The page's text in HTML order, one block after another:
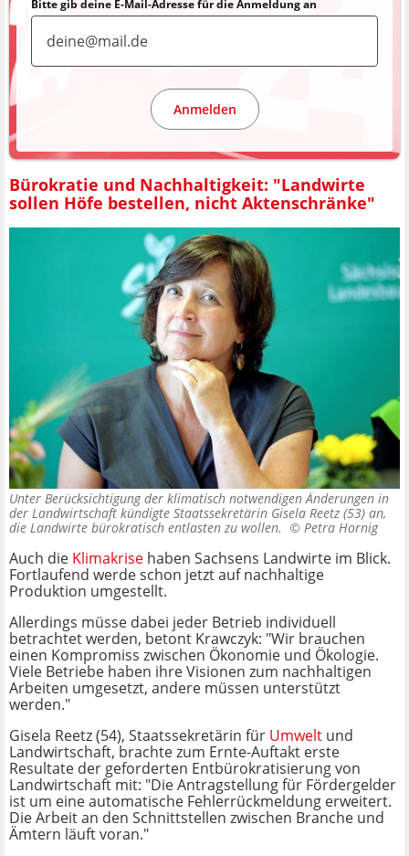
Bitte gib deine E-Mail-Adresse für die Anmeldung an
Anmelden
Bürokratie und Nachhaltigkeit: "Landwirte
sollen Höfe bestellen, nicht Aktenschränke"
Unter Berücksichtigung der klimatisch notwendigen Änderungen in
der Landwirtschaft kündigte Staatssekretärin Gisela Reetz (53) an,
die Landwirte bürokratisch entlasten zu wollen. © Petra Hornig
Auch die Klimakrise haben Sachsens Landwirte im Blick.
Fortlaufend werde schon jetzt auf nachhaltige
Produktion umgestellt.
Allerdings müsse dabei jeder Betrieb individuell
betrachtet werden, betont Krawczyk: "Wir brauchen
einen Kompromiss zwischen Ökonomie und Ökologie.
Viele Betriebe haben ihre Visionen zum nachhaltigen
Arbeiten umgesetzt, andere müssen unterstützt
werden."
Gisela Reetz (54), Staatssekretärin für Umwelt und
Landwirtschaft, brachte zum Ernte-Auftakt erste
Resultate der geforderten Entbürokratisierung von
Landwirtschaft mit: "Die Antragstellung für Fördergelder
ist um eine automatische Fehlerrückmeldung erweitert.
Die Arbeit an den Schnittstellen zwischen Branche und
Ämtern läuft voran."